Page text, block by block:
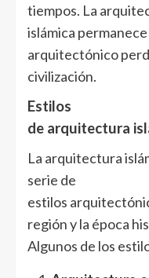
tiempos. La
islámica
arquitectónico
civilización.
Estilos
de arquitectura
La arquitectura
serie de
estilos
región y la época
Algunos de los